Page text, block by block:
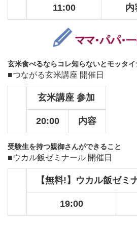
11:00 内
玄米食べるならコレ知らないとモッタイ
■つながる玄米講座 開催日
玄米講座 参加
20:00 内容
受験生を持つ親御さんができること
■ウカル飯ゼミナール 開催日
【無料!】ウカル飯ゼミ
19:00